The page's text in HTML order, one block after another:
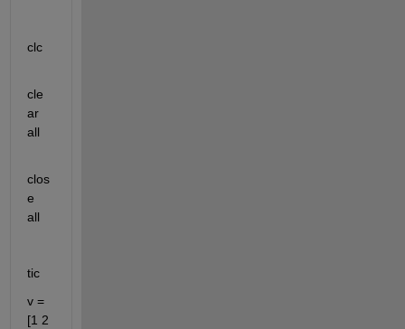
clc
cle
ar
all
clos
e
all
tic
v =
[1 2